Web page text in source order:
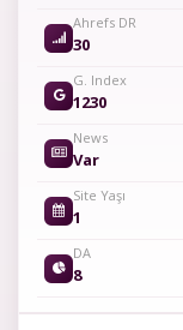
Ahrefs DR
30
G. Index
1230
News
Var
Site Yaşı
1
DA
8